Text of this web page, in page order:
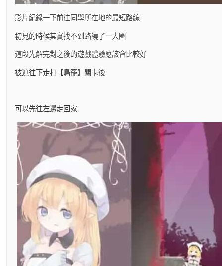
影片紀錄一下前往同學所在地的最短路線
初見的時候其實找不到路繞了一大圈
這段先解完對之後的遊戲體驗應該會比較好
被迫往下走打【鳥籠】關卡後
可以先往左邊走回家